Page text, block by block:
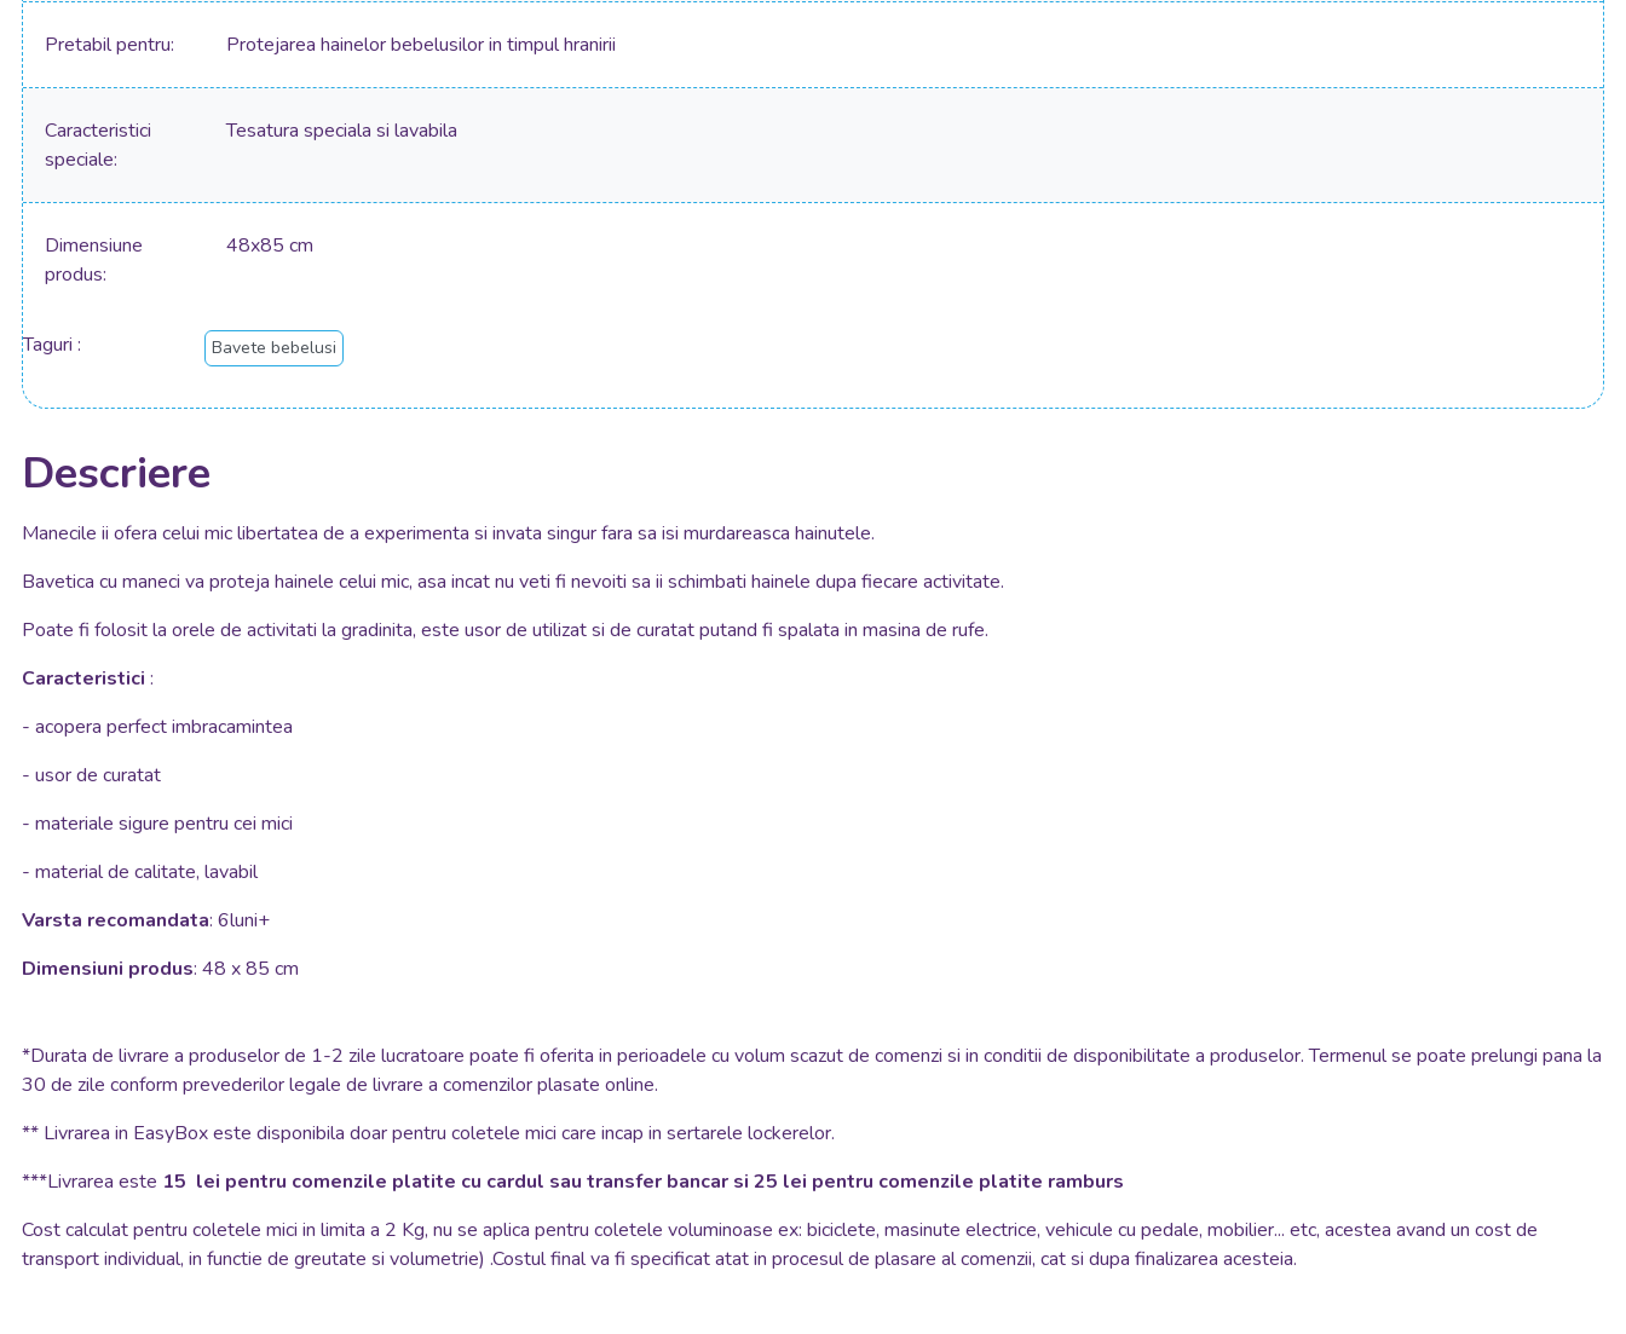
Pretabil pentru Protejarea hainelor bebelusilor in timpul hranirii
Caracteristici
speciale
Tesatura speciala si lavabila
Dimensiune
produs
48x85 cm
Taguri Bavete bebelusi
Descriere
Manecile ii ofera celui mic libertatea de a experimenta si invata singur fara sa isi murdareasca hainutele.
Bavetica cu maneci va proteja hainele celui mic, asa incat nu veti fi nevoiti sa ii schimbati hainele dupa fiecare activitate.
Poate fi folosit la orele de activitati la gradinita, este usor de utilizat si de curatat putand fi spalata in masina de rufe.
Caracteristici :
- acopera perfect imbracamintea
- usor de curatat
- materiale sigure pentru cei mici
- material de calitate, lavabil
Varsta recomandata: 6luni+
Dimensiuni produs: 48 x 85 cm
*Durata de livrare a produselor de 1-2 zile lucratoare poate fi oferita in perioadele cu volum scazut de comenzi si in conditii de disponibilitate a produselor. Termenul se poate prelungi pana la
30 de zile conform prevederilor legale de livrare a comenzilor plasate online.
** Livrarea in EasyBox este disponibila doar pentru coletele mici care incap in sertarele lockerelor.
***Livrarea este 15 lei pentru comenzile platite cu cardul sau transfer bancar si 25 lei pentru comenzile platite ramburs
Cost calculat pentru coletele mici in limita a 2 Kg, nu se aplica pentru coletele voluminoase ex: biciclete, masinute electrice, vehicule cu pedale, mobilier... etc, acestea avand un cost de
transport individual, in functie de greutate si volumetrie) .Costul final va fi specificat atat in procesul de plasare al comenzii, cat si dupa finalizarea acesteia.